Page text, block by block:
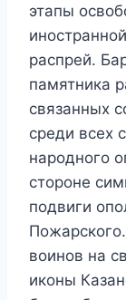
этапы
распрей.
памятника
связанных
среди всех
народного
стороне
подвиги
воинов на
иконы